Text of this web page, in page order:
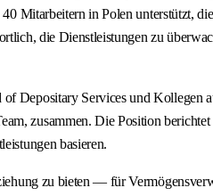
Mitarbeitern in Polen unterstützt,
die Dienstleistungen zu
Depositary Services und Kollegen
zusammen. Die Position
basieren.
zu bieten — für